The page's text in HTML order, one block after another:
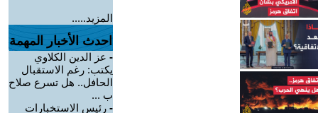
المزيد.....
احدث الأخبار المهمة
- عز الدين الكلاوي
يكتب: رغم الاستقبال
الحافل.. هل تسرع صلاح
ب ...
- رئيس الاستخبارات